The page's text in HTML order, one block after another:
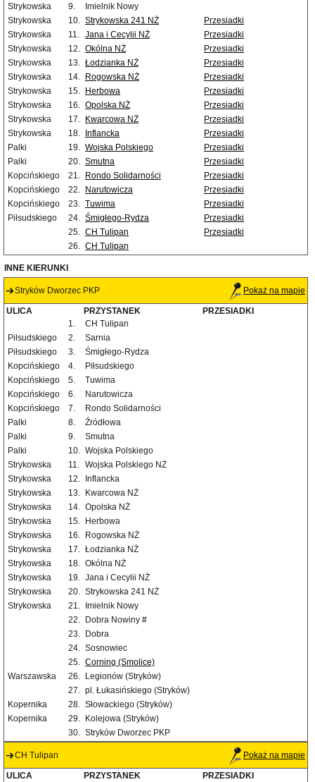
Strykowska
9.
Imielnik Nowy
Strykowska
10. Strykowska 241 NŻ
Przesiadki
Strykowska
11. Jana i Cecylii NŻ
Przesiadki
Strykowska
12. Okólna NŻ
Przesiadki
Strykowska
13. Łodzianka NŻ
Przesiadki
Strykowska
14. Rogowska NŻ
Przesiadki
Strykowska
15. Herbowa
Przesiadki
Strykowska
16. Opolska NŻ
Przesiadki
Strykowska
17. Kwarcowa NŻ
Przesiadki
Strykowska
18. Inflancka
Przesiadki
Palki
19. Wojska Polskiego
Przesiadki
Palki
20. Smutna
Przesiadki
Kopcińskiego
21. Rondo Solidarności
Przesiadki
Kopcińskiego
22. Narutowicza
Przesiadki
Kopcińskiego
23. Tuwima
Przesiadki
Piłsudskiego
24. Śmigłego-Rydza
Przesiadki
25. CH Tulipan
Przesiadki
26. CH Tulipan
INNE KIERUNKI
Stryków Dworzec PKP Pokaż na mapie
ULICA PRZYSTANEK
PRZESIADKI
1.
CH Tulipan
Piłsudskiego
2.
Sarnia
Piłsudskiego
3.
Śmigłego-Rydza
Kopcińskiego
4.
Piłsudskiego
Kopcińskiego
5.
Tuwima
Kopcińskiego
6.
Narutowicza
Kopcińskiego
7.
Rondo Solidarności
Palki
8.
Źródłowa
Palki
9.
Smutna
Palki
10. Wojska Polskiego
Strykowska
11. Wojska Polskiego NŻ
Strykowska
12.
Inflancka
Strykowska
13.
Kwarcowa NŻ
Strykowska
14. Opolska NŻ
Strykowska
15.
Herbowa
Strykowska
16.
Rogowska NŻ
Strykowska
17. Łodzianka NŻ
Strykowska
18. Okólna NŻ
Strykowska
19. Jana i Cecylii NŻ
Strykowska
20. Strykowska 241 NŻ
Strykowska
21.
Imielnik Nowy
22.
Dobra Nowiny #
23.
Dobra
24. Sosnowiec
25. Corning (Smolice)
Warszawska
26.
Legionów (Stryków)
27. pl. Łukasińskiego (Stryków)
Kopernika
28. Słowackiego (Stryków)
Kopernika
29.
Kolejowa (Stryków)
30. Stryków Dworzec PKP
CH Tulipan Pokaż na mapie
ULICA PRZYSTANEK
PRZESIADKI